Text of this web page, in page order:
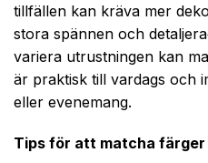
tillfällen kan kräva mer
stora spännen och
variera utrustningen kan
är praktisk till vardags och
eller evenemang.
Tips för att matcha